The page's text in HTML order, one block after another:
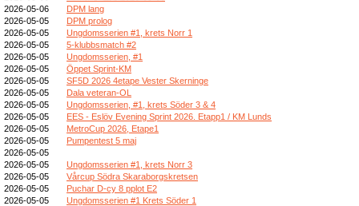
2026-05-06
DPM lang
2026-05-05
DPM prolog
2026-05-05
Ungdomsserien #1, krets Norr 1
2026-05-05
5-klubbsmatch #2
2026-05-05
Ungdomsserien, #1
2026-05-05
Öppet Sprint-KM
2026-05-05
SF5D 2026 4etape Vester Skerninge
2026-05-05
Dala veteran-OL
2026-05-05
Ungdomsserien, #1, krets Söder 3 & 4
2026-05-05
EES - Eslöv Evening Sprint 2026. Etapp1 / KM Lunds
2026-05-05
MetroCup 2026, Etape1
2026-05-05
Pumpentest 5 maj
2026-05-05
2026-05-05
Ungdomsserien #1, krets Norr 3
2026-05-05
Vårcup Södra Skaraborgskretsen
2026-05-05
Puchar D-cy 8 pplot E2
2026-05-05
Ungdomsserien #1 Krets Söder 1